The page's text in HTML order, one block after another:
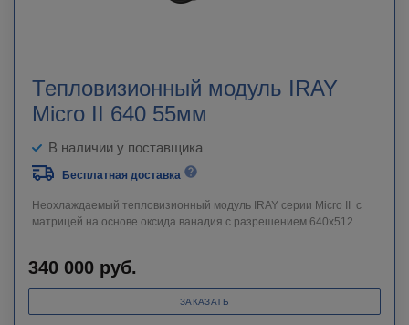
Тепловизионный модуль IRAY
Micro II 640 55мм
В наличии у поставщика
Бесплатная доставка
Неохлаждаемый тепловизионный модуль IRAY серии Micro II c
матрицей на основе оксида ванадия с разрешением 640х512.
340 000 руб.
ЗАКАЗАТЬ